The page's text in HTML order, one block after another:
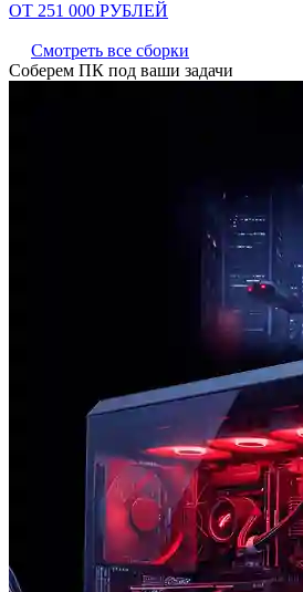
ОТ 251 000 РУБЛЕЙ
Смотреть все сборки
Соберем ПК под ваши задачи